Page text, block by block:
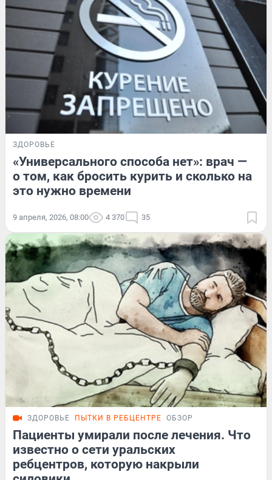
ЗДОРОВЬЕ
«Универсального способа нет»: врач —
о том, как бросить курить и сколько на
это нужно времени
9 апреля, 2026, 08:00 4 370 35
ЗДОРОВЬЕ ПЫТКИ В РЕБЦЕНТРЕ ОБЗОР
Пациенты умирали после лечения. Что
известно о сети уральских
ребцентров, которую накрыли